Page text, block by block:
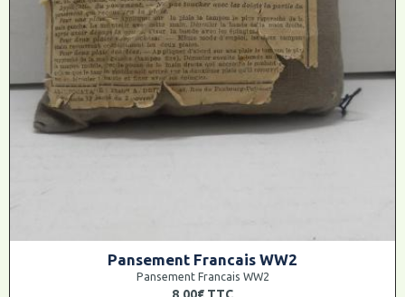
Pansement Francais WW2
Pansement Francais WW2
8,00€ TTC